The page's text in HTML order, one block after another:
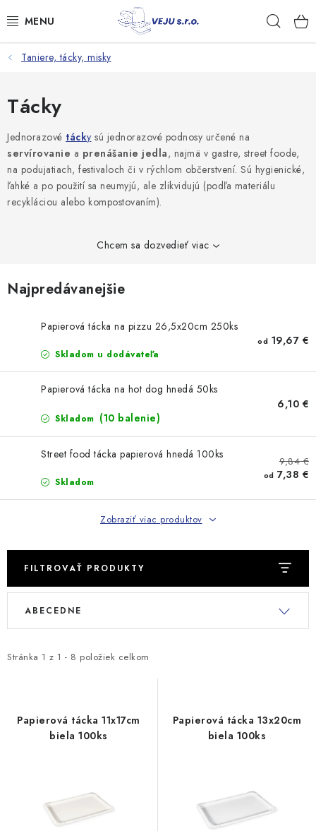
na
TAŠKY A VRECKÁ
FÓLIE, PAPIER, RUKAVICE
JEDNORÁZOVÝ RIAD
OBALY NA JEDLO
VRECIA NA ODPAD, HYGIENA
PÁSKY A DOPLNKY
Kontakty Doprava a platba
Taniere, tácky, misky
Tácky
Jednorazové tácky sú jednorazové podnosy určené na
servírovanie a prenášanie jedla, najmä v gastre, street foode,
na podujatiach, festivaloch či v rýchlom občerstvení. Sú hygienické,
ľahké a po použití sa neumyjú, ale zlikvidujú (podľa materiálu
recykláciou alebo kompostovaním).
Chcem sa dozvedieť viac
Najpredávanejšie
Papierová tácka na pizzu 26,5x20cm 250ks
Skladom u dodávateľa
od 19,67 €
Papierová tácka na hot dog hnedá 50ks
Skladom (10 balenie)
6,10 €
Street food tácka papierová hnedá 100ks
Skladom
9,84 €
od 7,38 €
Zobraziť viac produktov
FILTROVAŤ PRODUKTY
V
i
Stránka 1 z 1 - 8 položiek celkom
R
e
ABECEDNE
Papierová tácka 11x17cm
biela 100ks
Papierová tácka 13x20cm
biela 100ks